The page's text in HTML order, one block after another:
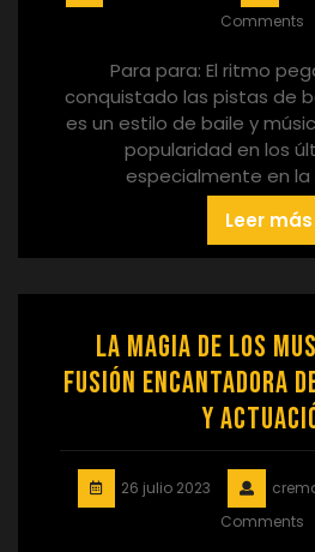
Comments
Para para: El ritmo
conquistado las pistas de
es un estilo de baile y
popularidad en los
especialmente en
Leer más
La Magia de los
Fusión Encantadora
y
26 julio 2023
Comments